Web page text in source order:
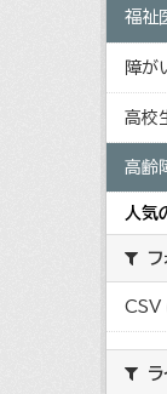
福祉
障が
高校
高齢
人気
フ
CSV
ラ